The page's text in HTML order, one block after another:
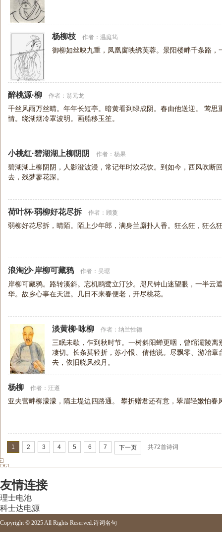
杨柳枝 作者： 温庭筠
御柳如丝映九重，凤凰窗映绣芙蓉。景阳楼畔千条路，
醉桃源·柳 作者： 翁元龙
千丝风雨万丝晴。年年长短亭。暗黄看到绿成阴。春由他送迎。 莺思
情。绕湖烟冷罩波明。画船移玉笙。
小桃红·碧湖湖上柳阴阴 作者： 杨果
碧湖湖上柳阴阴，人影澄波浸，常记年时欢花饮。到如今，西风吹断
去，残梦蓼花深。
荷叶杯·弱柳好花尽拆 作者： 顾敻
弱柳好花尽拆，晴陌。陌上少年郎，满身兰麝扑人香。狂么狂，狂么
浪淘沙·岸柳可藏鸦 作者： 吴琚
岸柳可藏鸦。路转溪斜。忘机鸥鹭立汀沙。咫尺钟山迷望眼，一半云
华。故乡心事在天涯。几日不来春便老，开尽桃花。
淡黄柳·咏柳 作者： 纳兰性德
三眠未歇，乍到秋时节。一树斜阳蝉更咽，曾绾灞陵离
凄切。长条莫轻折，苏小恨、倩他说。尽飘零、游冶章
去，依旧晓风残月。
杨柳 作者： 汪遵
亚夫营畔柳濛濛，隋主堤边四路通。 攀折赠君还有意，翠眉轻嫩怕春
1 2 3 4 5 6 7 下一页 共72首诗词
友情连接
理士电池
科士达电源
Copyright © 2025 All Rights Reserved.诗词名句